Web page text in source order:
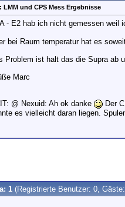
LMM und CPS Mess Ergebnisse
- E2 hab ich nicht gemessen weil
bei Raum temperatur hat es
Problem ist halt das die Supra ab
Marc
@ Nexuid: Ah ok danke
Der
es vielleicht daran liegen.
1 (Registrierte Benutzer: 0,